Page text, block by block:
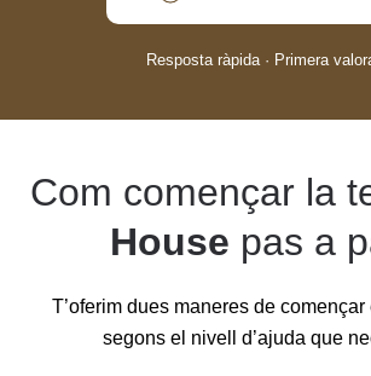
Resposta ràpida · Primera
Com començar la
House pas a
T’oferim dues maneres de
segons el nivell d’ajuda que